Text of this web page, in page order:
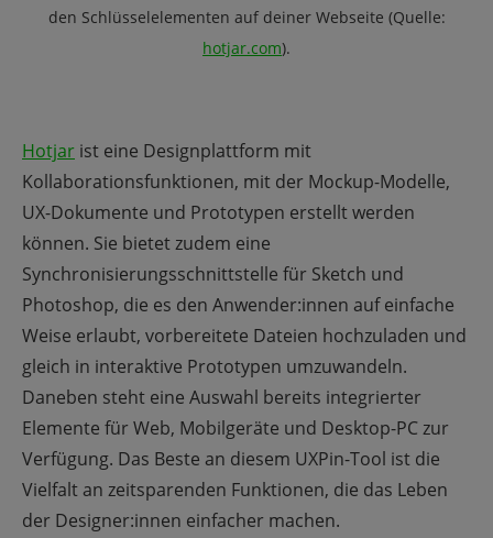
den Schlüsselelementen auf deiner Webseite (Quelle:
hotjar.com).
Hotjar ist eine Designplattform mit
Kollaborationsfunktionen, mit der Mockup-Modelle,
UX-Dokumente und Prototypen erstellt werden
können. Sie bietet zudem eine
Synchronisierungsschnittstelle für Sketch und
Photoshop, die es den Anwender:innen auf einfache
Weise erlaubt, vorbereitete Dateien hochzuladen und
gleich in interaktive Prototypen umzuwandeln.
Daneben steht eine Auswahl bereits integrierter
Elemente für Web, Mobilgeräte und Desktop-PC zur
Verfügung. Das Beste an diesem UXPin-Tool ist die
Vielfalt an zeitsparenden Funktionen, die das Leben
der Designer:innen einfacher machen.